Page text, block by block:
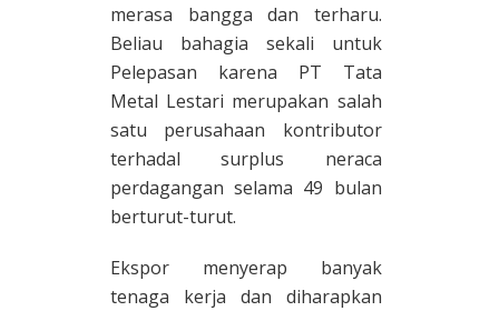
merasa bangga dan terharu.
Beliau bahagia sekali untuk
Pelepasan karena PT Tata
Metal Lestari merupakan salah
satu perusahaan kontributor
terhadal surplus neraca
perdagangan selama 49 bulan
berturut-turut.
Ekspor menyerap banyak
tenaga kerja dan diharapkan